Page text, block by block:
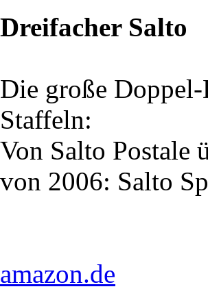
Dreifacher Salto
Die große
Staffeln:
Von Salto Postale
von 2006: Salto
amazon.de